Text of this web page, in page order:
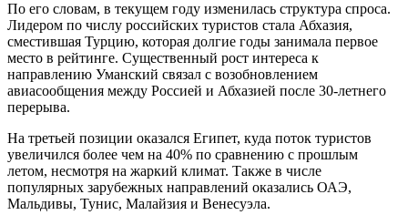
По его словам, в текущем году изменилась структура спроса.
Лидером по числу российских туристов стала Абхазия,
сместившая Турцию, которая долгие годы занимала первое
место в рейтинге. Существенный рост интереса к
направлению Уманский связал с возобновлением
авиасообщения между Россией и Абхазией после 30-летнего
перерыва.
На третьей позиции оказался Египет, куда поток туристов
увеличился более чем на 40% по сравнению с прошлым
летом, несмотря на жаркий климат. Также в числе
популярных зарубежных направлений оказались ОАЭ,
Мальдивы, Тунис, Малайзия и Венесуэла.